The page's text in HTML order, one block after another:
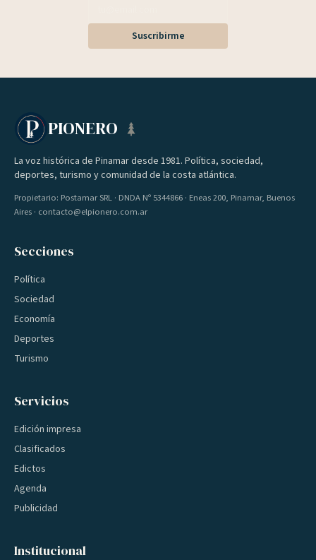
Suscribirme
PIONERO
La voz histórica de Pinamar desde 1981. Política, sociedad,
deportes, turismo y comunidad de la costa atlántica.
Propietario: Postamar SRL · DNDA Nº 5344866 · Eneas 200, Pinamar, Buenos
Aires · contacto@elpionero.com.ar
Secciones
Política
Sociedad
Economía
Deportes
Turismo
Servicios
Edición impresa
Clasificados
Edictos
Agenda
Publicidad
Institucional